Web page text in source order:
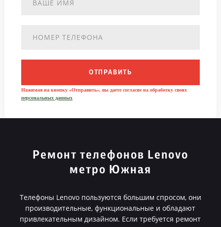
ОТПРАВИТЬ
Нажимая на кнопку «Отправить», вы даете согласие на обработку своих
персональных данных
Ремонт телефонов Lenovo
метро Южная
Телефоны Lenovo пользуются большим спросом, они
производительные, функциональные и обладают
привлекательным дизайном. Если требуется ремонт